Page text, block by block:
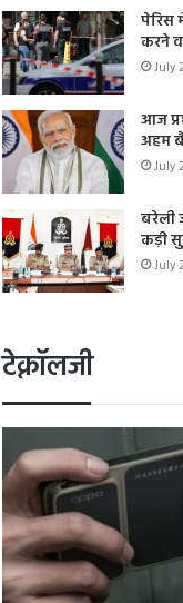
पेरिस
करने
July
आज
अहम
July
बरेली
कड़ी
July
टेक्नॉलजी